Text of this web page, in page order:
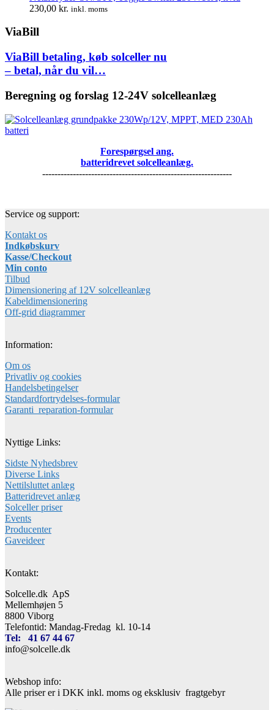
230,00 kr. inkl. moms
ViaBill
ViaBill betaling, køb solceller nu
– betal, når du vil…
Beregning og forslag 12-24V solcelleanlæg
Forespørgsel ang.
batteridrevet solcelleanlæg.
--------------------------------------------------------------
Service og support:
Kontakt os
Indkøbskurv
Kasse/Checkout
Min conto
Tilbud
Dimensionering af 12V solcelleanlæg
Kabeldimensionering
Off-grid diagrammer
Information:
Om os
Privatliv og cookies
Handelsbetingelser
Standardfortrydelses-formular
Garanti_reparation-formular
Nyttige Links:
Sidste Nyhedsbrev
Diverse Links
Nettilsluttet anlæg
Batteridrevet anlæg
Solceller priser
Events
Producenter
Gaveideer
Kontakt:
Solcelle.dk ApS
Mellemhøjen 5
8800 Viborg
Telefontid: Mandag-Fredag kl. 10-14
Tel: 41 67 44 67
info@solcelle.dk
Webshop info:
Alle priser er i DKK inkl. moms og eksklusiv fragtgebyr